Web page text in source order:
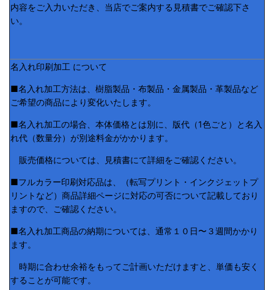
内容をご入力いただき、当店でご案内する見積書でご確認下さ
い。
名入れ印刷加工 について
■名入れ加工方法は、樹脂製品・布製品・金属製品・革製品など
ご希望の商品により変化いたします。
■名入れ加工の場合、本体価格とは別に、版代（1色ごと）と名入
れ代（数量分）が別途料金がかかります。
販売価格については、見積書にて詳細をご確認ください。
■フルカラー印刷対応品は、（転写プリント・インクジェットプ
リントなど）商品詳細ページに対応の可否について記載しており
ますので、ご確認ください。
■名入れ加工商品の納期については、通常１０日〜３週間かかり
ます。
時期に合わせ余裕をもってご計画いただけますと、単価も安く
することが可能です。